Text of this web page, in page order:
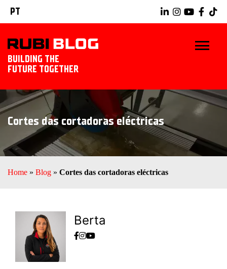
PT
BUILDING THE
FUTURE TOGETHER
INÍCIO
DICAS E TRUQUES
IDÉIAS TILING
RUBI TOOLS
Cortes das cortadoras eléctricas
Home » Blog » Cortes das cortadoras eléctricas
Berta